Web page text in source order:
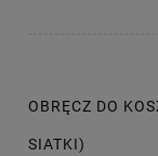
OBRĘCZ DO
SIATKI)